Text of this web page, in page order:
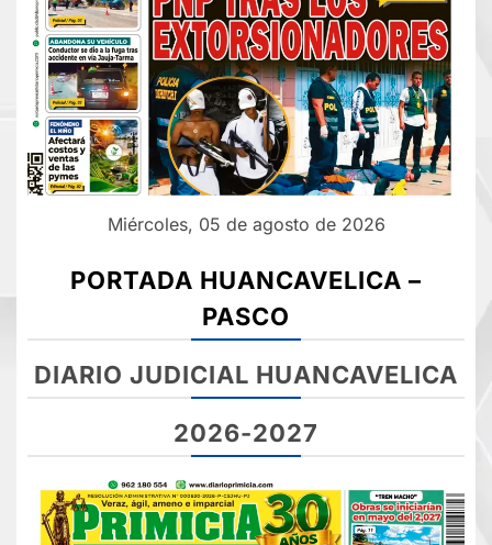
Miércoles, 05 de agosto de 2026
PORTADA HUANCAVELICA –
PASCO
DIARIO JUDICIAL HUANCAVELICA
2026-2027